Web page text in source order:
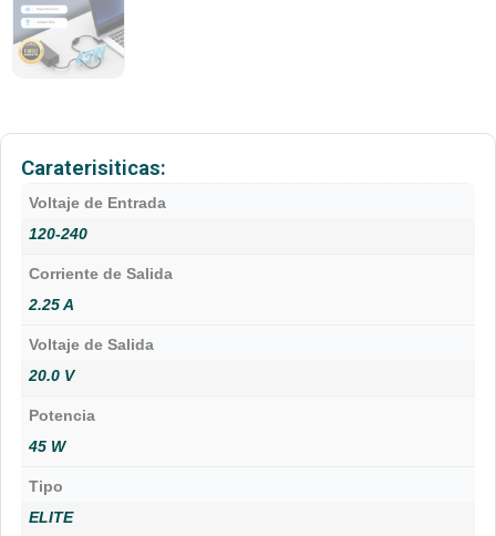
Caraterisiticas:
Voltaje de Entrada
120-240
Corriente de Salida
2.25 A
Voltaje de Salida
20.0 V
Potencia
45 W
Tipo
ELITE